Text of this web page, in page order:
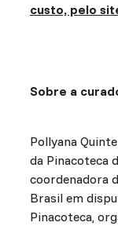
custo, pelo
Sobre a
Pollyana
da Pinacoteca
coordenadora
Brasil em
Pinacoteca,